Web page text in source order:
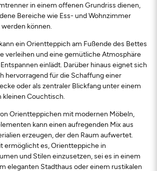
in einem offenen Grundriss dienen,
Bereiche wie Ess- und Wohnzimmer
können.
ein Orientteppich am Fußende des Bettes
verleihen und eine gemütliche Atmosphäre
einlädt. Darüber hinaus eignet sich
hervorragend für die Schaffung einer
oder als zentraler Blickfang unter einem
kleinen Couchtisch.
Orientteppichen mit modernen Möbeln,
kann einen aufregenden Mix aus
erzeugen, der den Raum aufwertet.
ermöglicht es, Orientteppiche in
und Stilen einzusetzen, sei es in einem
eleganten Stadthaus oder einem rustikalen